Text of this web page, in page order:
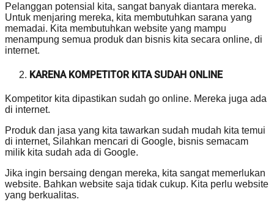
Pelanggan potensial kita, sangat banyak diantara mereka.
Untuk menjaring mereka, kita membutuhkan sarana yang
memadai. Kita membutuhkan website yang mampu
menampung semua produk dan bisnis kita secara online, di
internet.
KARENA KOMPETITOR KITA SUDAH ONLINE
Kompetitor kita dipastikan sudah go online. Mereka juga ada
di internet.
Produk dan jasa yang kita tawarkan sudah mudah kita temui
di internet, Silahkan mencari di Google, bisnis semacam
milik kita sudah ada di Google.
Jika ingin bersaing dengan mereka, kita sangat memerlukan
website. Bahkan website saja tidak cukup. Kita perlu website
yang berkualitas.